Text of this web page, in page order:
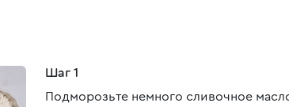
Шаг 1
Подморозьте немного сливочное